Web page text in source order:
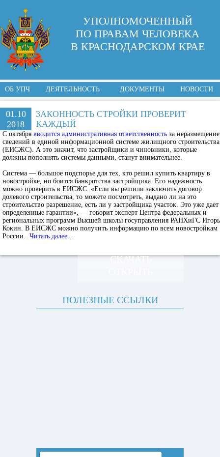
УПОЛНОМОЧЕННЫЙ
ПО ПРАВАМ ЧЕЛОВЕКА
В КРАСНОДАРСКОМ КРАЕ
ОБ УПЧ ДЕЯТЕЛЬНОСТЬ ДОКУМЕНТЫ НОВОСТИ
01.10
2018
ЗАКОННОСТЬ СТРОЙКИ ПРОВЕРИТ
КАЖДЫЙ
С октября вводится административная ответственность за неразмещение
сведений в единой информационной системе жилищного строительства
(ЕИСЖС). А это значит, что застройщики и чиновники, которые
должны пополнять системы данными, станут внимательнее.
Система — большое подспорье для тех, кто решил купить квартиру в
новостройке, но боится банкротства застройщика. Его надежность
можно проверить в ЕИСЖС. «Если вы решили заключить договор
долевого строительства, то можете посмотреть, выдано ли на это
строительство разрешение, есть ли у застройщика участок. Это уже дает
определенные гарантии», — говорит эксперт Центра федеральных и
региональных программ Высшей школы госуправления РАНХиГС Игорь
Кокин. В ЕИСЖС можно получить информацию по всем новостройкам
России. Читать далее…
СКАЧАТЬ
ПОЛЕЗНЫЕ ССЫЛКИ